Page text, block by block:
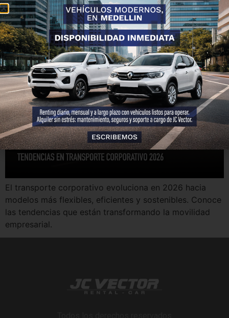
Tendencias en movilidad
empresarial
El transporte corporativo evoluciona en 2026 hacia
modelos más flexibles, eficientes y sostenibles. Conoce
las tendencias que están transformando la movilidad
empresarial.